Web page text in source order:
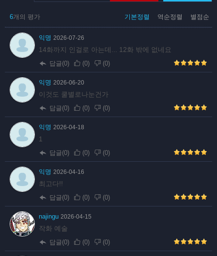
기본정렬 역순정렬 별점순
6개의 평가
익명 2026-07-26
14화까지 인걸로 아는데... 12화 밖에 없네요
답글(0) (0) (0)
익명 2026-06-20
이것도 쿨별로나눈건가
답글(0) (0) (0)
익명 2026-04-18
1
답글(0) (0) (0)
익명 2026-04-16
최고다!!
답글(0) (0) (0)
najingu 2026-04-15
작화 예술
답글(0) (0) (0)